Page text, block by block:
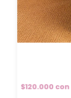
$120.000 con